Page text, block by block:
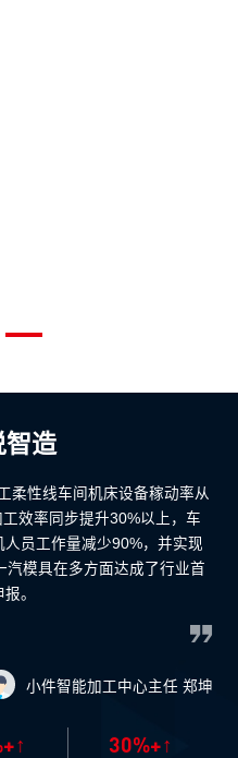
智造
柔性线车间机床设备稼动率从
效率同步提升30%以上，车
员工作量减少90%，并实现
模具在多方面达成了行业首
。
小件智能加工中心主任 郑坤
30%+↑